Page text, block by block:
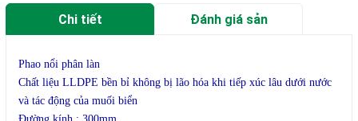
Chi tiết Đánh giá sản
Phao nổi phân làn
Chất liệu LLDPE bền bỉ không bị lão hóa khi tiếp xúc lâu dưới nước
và tác động của muối biển